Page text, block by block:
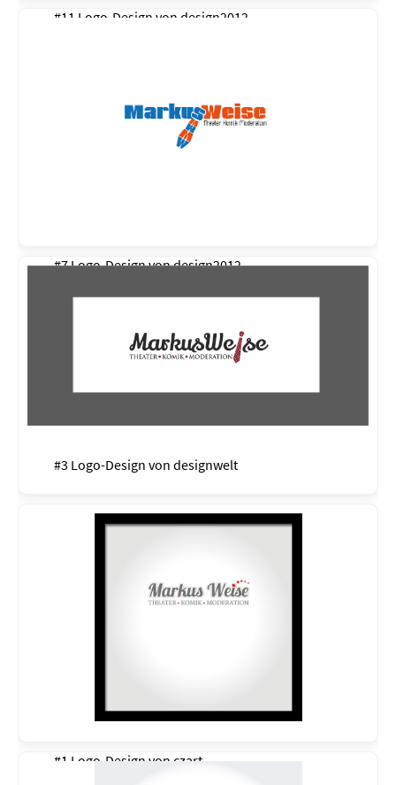
#11 Logo-Design von design2012
#7 Logo-Design vondesign2012
#3 Logo-Design von designwelt
#1 Logo-Design von czart